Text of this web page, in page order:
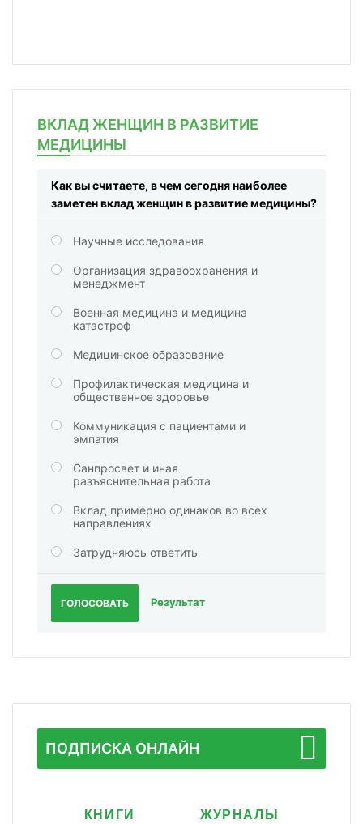
ВКЛАД ЖЕНЩИН В РАЗВИТИЕ
МЕДИЦИНЫ
Как вы считаете, в чем сегодня наиболее
заметен вклад женщин в развитие медицины?
Научные исследования
Организация здравоохранения и
менеджмент
Военная медицина и медицина
катастроф
Медицинское образование
Профилактическая медицина и
общественное здоровье
Коммуникация с пациентами и
эмпатия
Санпросвет и иная
разъяснительная работа
Вклад примерно одинаков во всех
направлениях
Затрудняюсь ответить
ГОЛОСОВАТЬ Результат
ПОДПИСКА ОНЛАЙН
КНИГИ ЖУРНАЛЫ